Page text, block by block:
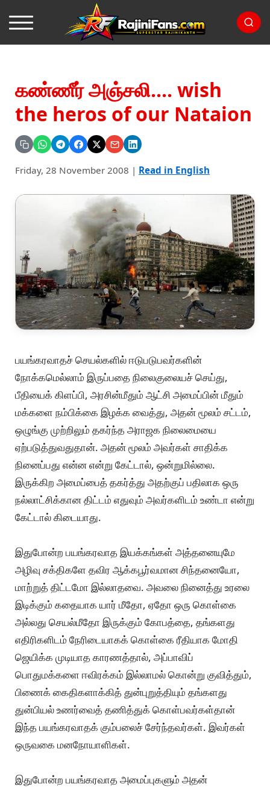
கண்ணீர் அஞ்சலி.... wish
the heros of our Nataion
Friday, 28 November 2008 | Read in English
பயங்கரவாதச் செயல்களில் ஈடுபடுபவர்களின்
நோக்கமெல்லாம் இருப்பதை நிலைகுலையச் செய்து,
பீதியைக் கிளப்பி, அரசின்மீதும் ஆட்சி அமைப்பின் மீதும்
மக்களை நம்பிக்கை இழக்க வைத்து, அதன் மூலம் சட்டம்,
ஒழுங்கு முற்றிலும் தகர்ந்த அராஜக நிலைமையை
ஏற்படுத்துவதுதான். அதன் மூலம் அவர்கள் சாதிக்க
நினைப்பது என்ன என்று கேட்டால், ஒன்றுமில்லை.
இருக்கிற அமைப்பைத் தகர்த்து அதற்குப் பதிலாக ஒரு
நல்லாட்சிக்கான திட்டம் எதுவும் அவர்களிடம் உண்டா என்று
கேட்டால் கிடையாது.
இதுபோன்ற பயங்கரவாத இயக்கங்கள் அத்தனையுமே
அழிவு சக்திகளே தவிர ஆக்கபூர்வமான சிந்தனையோ,
மாற்றுத் திட்டமோ இல்லாதவை. அவலை நினைத்து உரலை
இடிக்கும் கதையாக யார் மீதோ, ஏதோ ஒரு கொள்கை
அல்லது செயல்மீதோ இருக்கும் கோபத்தை, தங்களது
எதிரிகளிடம் நேரிடையாகக் கொள்கை ரீதியாக மோதி
ஜெயிக்க முடியாத காரணத்தால், அப்பாவிப்
பொதுமக்களை ஈவிரக்கம் இல்லாமல் கொன்று குவித்தும்,
பிணைக் கைதிகளாக்கித் துன்புறுத்தியும் தங்களது
துன்பியல் உணர்வைத் தணித்துக் கொள்பவர்கள்தான்
இந்த பயங்கரவாதக் கும்பலைச் சேர்ந்தவர்கள். இவர்கள்
ஒருவகை மனநோயாளிகள்.
இதுபோன்ற பயங்கரவாத அமைப்புகளும் அதன்